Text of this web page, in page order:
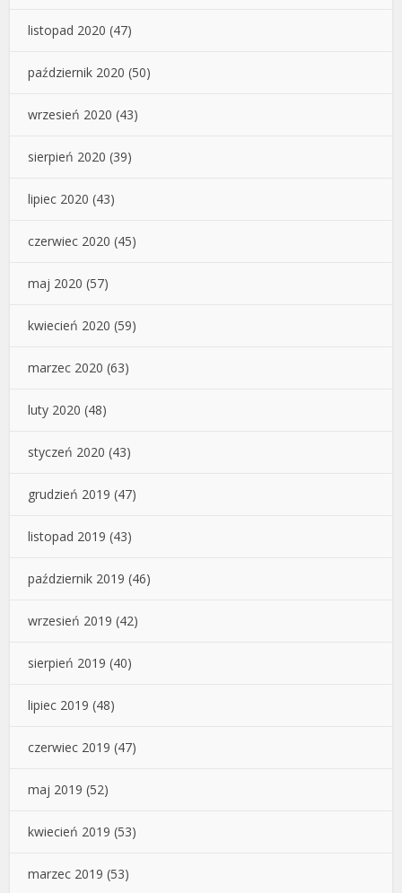
listopad 2020 (47)
październik 2020 (50)
wrzesień 2020 (43)
sierpień 2020 (39)
lipiec 2020 (43)
czerwiec 2020 (45)
maj 2020 (57)
kwiecień 2020 (59)
marzec 2020 (63)
luty 2020 (48)
styczeń 2020 (43)
grudzień 2019 (47)
listopad 2019 (43)
październik 2019 (46)
wrzesień 2019 (42)
sierpień 2019 (40)
lipiec 2019 (48)
czerwiec 2019 (47)
maj 2019 (52)
kwiecień 2019 (53)
marzec 2019 (53)